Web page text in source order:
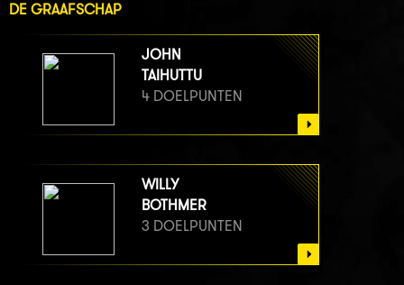
DE GRAAFSCHAP
JOHN
TAIHUTTU
4 DOELPUNTEN
WILLY
BOTHMER
3 DOELPUNTEN